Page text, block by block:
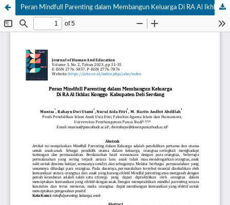
Peran Mindfull Parenting dalam Membangun Keluarga Di RA Al Ikhlas Konggo Kabupaten Deli Serdang